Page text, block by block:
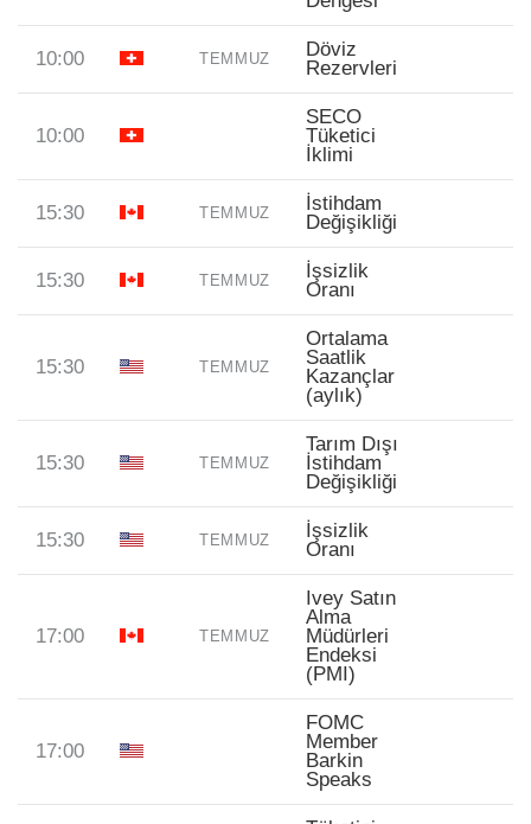
10:00 TEMMUZ
Döviz
Rezervleri
10:00
SECO
Tüketici
İklimi
15:30 TEMMUZ
İstihdam
Değişikliği
15:30 TEMMUZ
İşsizlik
Oranı
15:30 TEMMUZ
Ortalama
Saatlik
Kazançlar
(aylık)
15:30 TEMMUZ
Tarım Dışı
İstihdam
Değişikliği
15:30 TEMMUZ
İşsizlik
Oranı
17:00 TEMMUZ
Ivey Satın
Alma
Müdürleri
Endeksi
(PMI)
17:00
FOMC
Member
Barkin
Speaks